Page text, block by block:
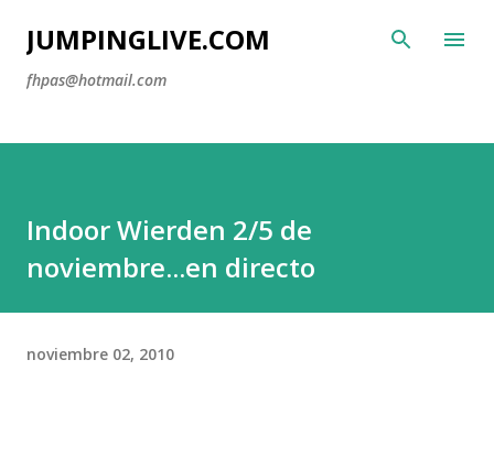
Ir al contenido principal
JUMPINGLIVE.COM
fhpas@hotmail.com
Indoor Wierden 2/5 de
noviembre...en directo
noviembre 02, 2010